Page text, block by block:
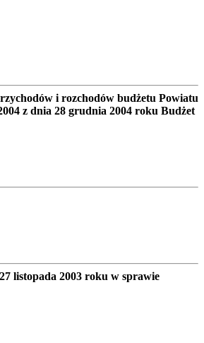
i rozchodów budżetu Powiatu
z dnia 28 grudnia 2004 roku Budżet
listopada 2003 roku w sprawie